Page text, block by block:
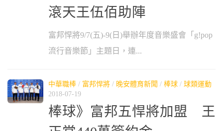
滾天王伍佰助陣
富邦悍將9/7(五)-9(日)舉辦年度音樂盛會「g!pop
流行音樂節」主題日，連...
中華職棒 / 富邦悍將 / 晚安體育新聞 / 棒球 / 球類運動
2018-07-19
棒球》富邦五悍將加盟 王